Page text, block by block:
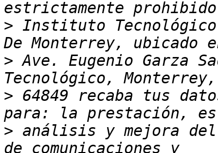
> Instituto
> Ave. Eugenio Garza
> 64849 recaba tus
> análisis y mejora